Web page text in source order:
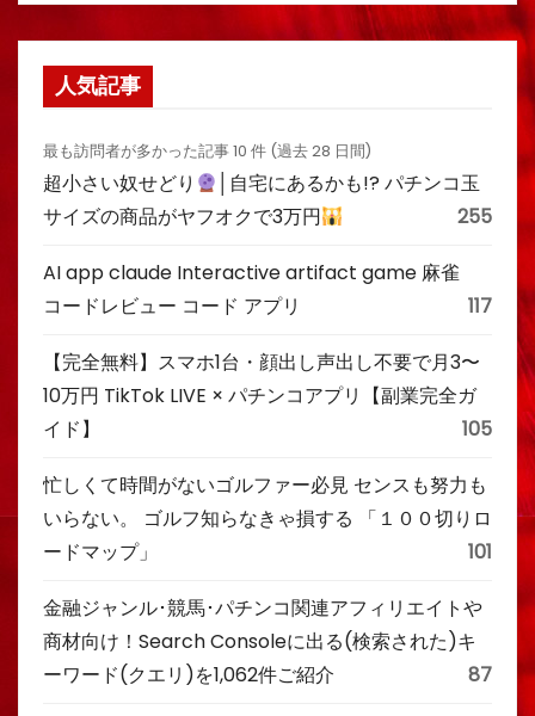
人気記事
最も訪問者が多かった記事 10 件 (過去 28 日間)
超小さい奴せどり
│自宅にあるかも!? パチンコ玉
サイズの商品がヤフオクで3万円
255
AI app claude Interactive artifact game 麻雀
コードレビュー コード アプリ
117
【完全無料】スマホ1台・顔出し声出し不要で月3〜
10万円 TikTok LIVE × パチンコアプリ【副業完全ガ
イド】
105
忙しくて時間がないゴルファー必見 センスも努力も
いらない。 ゴルフ知らなきゃ損する 「１００切りロ
ードマップ」
101
金融ジャンル･競馬･パチンコ関連アフィリエイトや
商材向け！Search Consoleに出る(検索された)キ
ーワード(クエリ)を1,062件ご紹介
87